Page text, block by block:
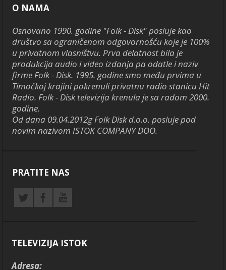
O NAMA
Osnovano 1990. godine "Folk - Disk" posluje kao
društvo sa ograničenom odgovornošću koje je 100%
u privatnom vlasništvu. Prva delatnost bila je
produkcija audio i video izdanja pa odatle i naziv
firme Folk - Disk. 1995. godine smo među prvima u
Timočkoj krajini pokrenuli privatnu radio stanicu Hit
Radio. Folk - Disk televizija krenula je sa radom 2000.
godine.
Od dana 09.04.2012g Folk Disk d.o.o. posluje pod
novim nazivom ISTOK COMPANY DOO.
PRATITE NAS
TELEVIZIJA ISTOK
Adresa: